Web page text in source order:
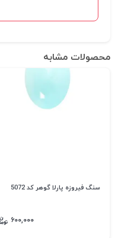
محصولات مشابه
سنگ فیروزه پارلا گوهر کد 5072
۶۰۰,۰۰۰